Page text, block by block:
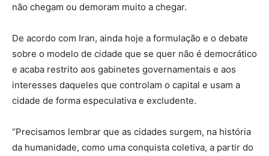
não chegam ou demoram muito a chegar.
De acordo com Iran, ainda hoje a formulação e o debate
sobre o modelo de cidade que se quer não é democrático
e acaba restrito aos gabinetes governamentais e aos
interesses daqueles que controlam o capital e usam a
cidade de forma especulativa e excludente.
“Precisamos lembrar que as cidades surgem, na história
da humanidade, como uma conquista coletiva, a partir do